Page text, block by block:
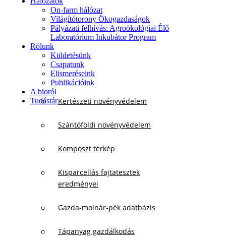
On-farm hálózat
Világítótorony Ökogazdaságok
Pályázati felhívás: Agroökológiai Élő
Laboratórium Inkubátor Program
Rólunk
Küldetésünk
Csapatunk
Elismeréseink
Publikációink
A bioról
TudástárKertészeti növényvédelem
Szántóföldi növényvédelem
Komposzt térkép
Kisparcellás fajtatesztek
eredményei
Gazda-molnár-pék adatbázis
Tápanyag gazdálkodás